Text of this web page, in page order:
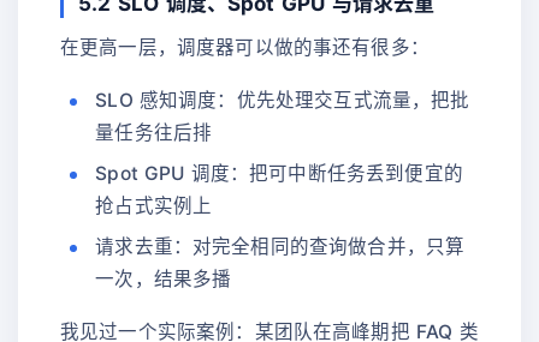
在更高一层，调度器可以做的事还有很多：
SLO 感知调度：优先处理交互式流量，把批
量任务往后排
Spot GPU 调度：把可中断任务丢到便宜的
抢占式实例上
请求去重：对完全相同的查询做合并，只算
一次，结果多播
我见过一个实际案例：某团队在高峰期把 FAQ 类